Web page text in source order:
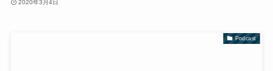
2020年3月4日
Podcast